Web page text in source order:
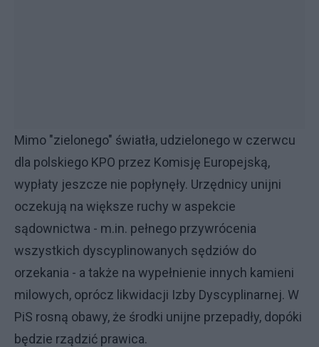
Mimo "zielonego" światła, udzielonego w czerwcu
dla polskiego KPO przez Komisję Europejską,
wypłaty jeszcze nie popłynęły. Urzędnicy unijni
oczekują na większe ruchy w aspekcie
sądownictwa - m.in. pełnego przywrócenia
wszystkich dyscyplinowanych sędziów do
orzekania - a także na wypełnienie innych kamieni
milowych, oprócz likwidacji Izby Dyscyplinarnej. W
PiS rosną obawy, że środki unijne przepadły, dopóki
będzie rządzić prawica.